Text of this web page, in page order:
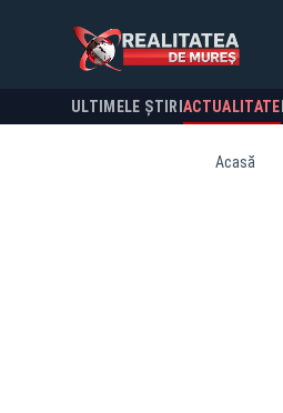
ULTIMELE ȘTIRI ACTUALITATE
Acasă